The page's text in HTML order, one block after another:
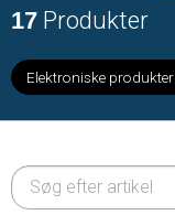
17 Produkter
Elektroniske produkter